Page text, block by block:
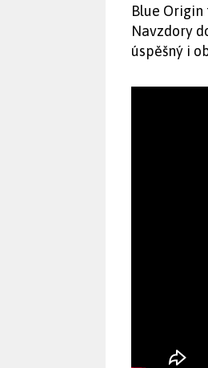
Blue
Navzdory
úspěšný i